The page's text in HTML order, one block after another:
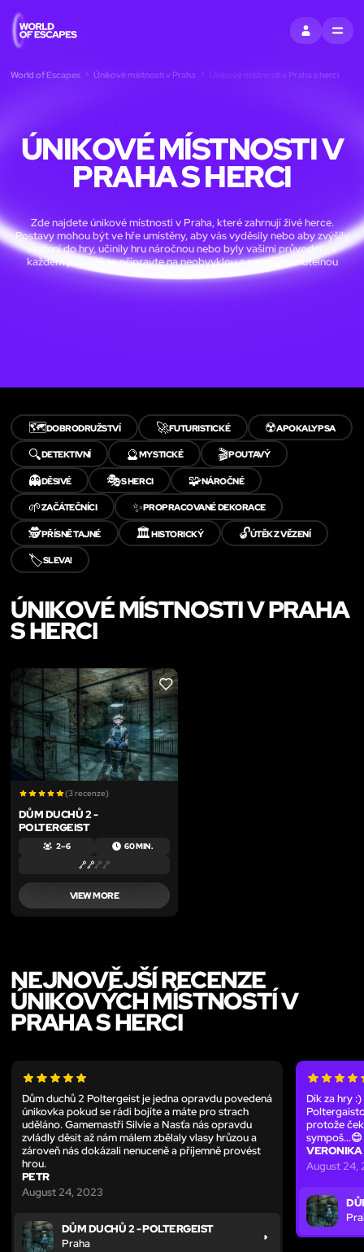
PŘIHLÁSIT SE
MENU
World of Escapes Únikové místnosti v Praha Únikové místnosti v Praha s herci
ÚNIKOVÉ MÍSTNOSTI V
PRAHA S HERCI
Zde najdete únikové místnosti v Praha, které zahrnují živé herce.
Postavy mohou být ve hře umístěny, aby vás vyděsily nebo aby zvýšily
vtažení do hry, učinily hru náročnou nebo byly vašimi průvodci - v
každém případě se připravte na neobvyklou a nezapomenutelnou
🗺️DOBRODRUŽSTVÍ 🚀FUTURISTICKÉ ☢️APOKALYPSA
🔍DETEKTIVNÍ 🔮MYSTICKÉ 🎬POUTAVÝ
👻DĚSIVÉ 🎭S HERCI 🧩NÁROČNÉ
🌱ZAČÁTEČNÍCI ✨PROPRACOVANÉ DEKORACE
🕵️PŘÍSNĚ TAJNÉ 🏛️HISTORICKÝ 🔓ÚTĚK Z VĚZENÍ
🏷️SLEVA!
ÚNIKOVÉ MÍSTNOSTI V PRAHA
S HERCI
LIKE
(3 recenze)
DŮM DUCHŮ 2 -
POLTERGEIST
2 – 6 60 MIN.
VIEW MORE
NEJNOVĚJŠÍ RECENZE
ÚNIKOVÝCH MÍSTNOSTÍ V
PRAHA S HERCI
Dům duchů 2 Poltergeist je jedna opravdu povedená
únikovka pokud se rádi bojíte a máte pro strach
uděláno. Gamemastři Silvie a Nasťa nás opravdu
zvládly děsit až nám málem zbělaly vlasy hrůzou a
zároveň nás dokázali nenuceně a příjemně provést
hrou.
PETR
August 24, 2023
DŮM DUCHŮ 2 - POLTERGEIST
Praha
Dík za hry
protože
sympoš...😊
VERONIKA
August 24,